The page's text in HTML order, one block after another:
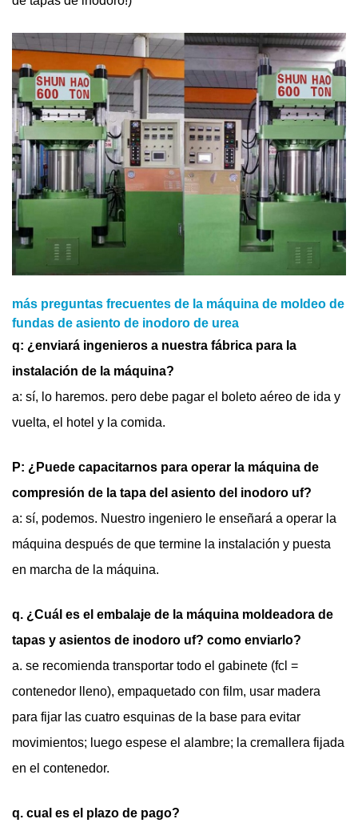
más preguntas frecuentes de la máquina de moldeo de
fundas de asiento de inodoro de urea
q: ¿enviará ingenieros a nuestra fábrica para la
instalación de la máquina?
a: sí, lo haremos. pero debe pagar el boleto aéreo de ida y
vuelta, el hotel y la comida.
P: ¿Puede capacitarnos para operar la máquina de
compresión de la tapa del asiento del inodoro uf?
a: sí, podemos. Nuestro ingeniero le enseñará a operar la
máquina después de que termine la instalación y puesta
en marcha de la máquina.
q. ¿Cuál es el embalaje de la máquina moldeadora de
tapas y asientos de inodoro uf? como enviarlo?
a. se recomienda transportar todo el gabinete (fcl =
contenedor lleno), empaquetado con film, usar madera
para fijar las cuatro esquinas de la base para evitar
movimientos; luego espese el alambre; la cremallera fijada
en el contenedor.
q. cual es el plazo de pago?